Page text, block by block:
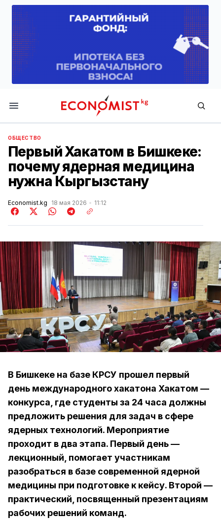
Economist.kg
ОБЩЕСТВО
Первый Хакатом в Бишкеке:
почему ядерная медицина
нужна Кыргызстану
Economist.kg 18 мая 2026 11:12
В Бишкеке на базе КРСУ прошел первый
день международного хакатона Хакатом —
конкурса, где студенты за 24 часа должны
предложить решения для задач в сфере
ядерных технологий. Мероприятие
проходит в два этапа. Первый день —
лекционный, помогает участникам
разобраться в базе современной ядерной
медицины при подготовке к кейсу. Второй —
практический, посвященный презентациям
рабочих решений команд.